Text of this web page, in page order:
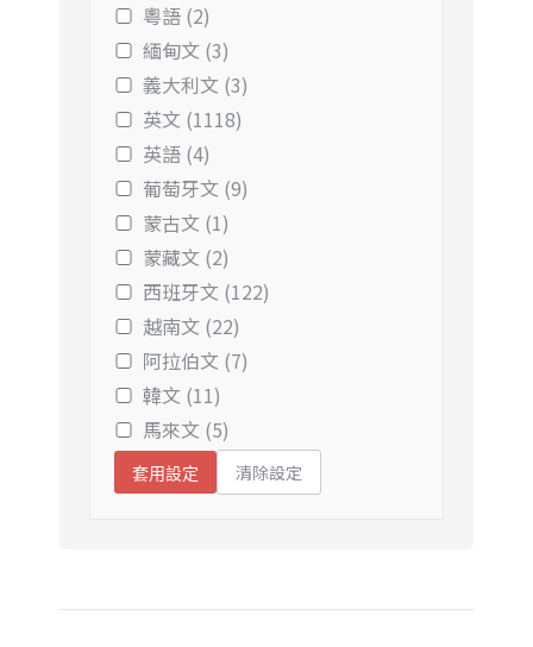
粵語 (2)
緬甸文 (3)
義大利文 (3)
英文 (1118)
英語 (4)
葡萄牙文 (9)
蒙古文 (1)
蒙藏文 (2)
西班牙文 (122)
越南文 (22)
阿拉伯文 (7)
韓文 (11)
馬來文 (5)
套用設定 清除設定